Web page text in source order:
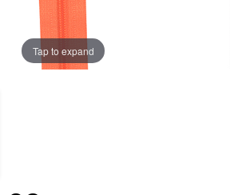
Tap to expand